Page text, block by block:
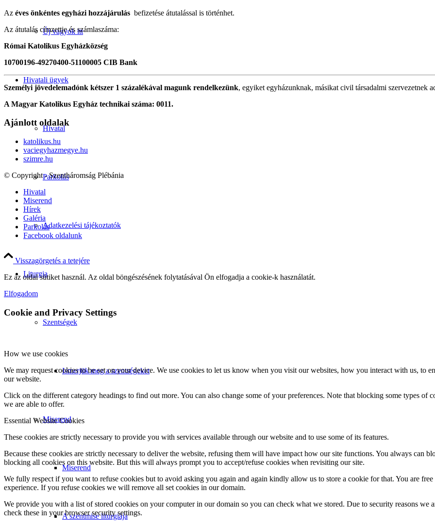
Új vagyok itt
Hivatali ügyek
Hivatal
Parkolás
Adatkezelési tájékoztatók
Liturgia
Szentségek
Ismerjük meg a szentségeket
Miserend
Miserend
A szentmise liturgiája
Az éves önkéntes egyházi hozzájárulás befizetése átutalással is történhet.
Az átutalás címzettje és számlaszáma:
Római Katolikus Egyházközség
10700196-49270400-51100005 CIB Bank
Személyi jövedelemadónk kétszer 1 százalékával magunk rendelkezünk, egyiket egyházunknak, másikat civil társadalmi szervezetnek
A Magyar Katolikus Egyház technikai száma: 0011.
Ajánlott oldalak
katolikus.hu
vaciegyhazmegye.hu
szimre.hu
© Copyright - Szentháromság Plébánia
Hivatal
Miserend
Hírek
Galéria
Parkolás
Facebook oldalunk
Visszagörgetés a tetejére
Ez az oldal sütiket használ. Az oldal böngészésének folytatásával Ön elfogadja a cookie-k használatát.
Elfogadom
Cookie and Privacy Settings
How we use cookies
We may request cookies to be set on your device. We use cookies to let us know when you visit our websites, how you interact with us, to
our website.
Click on the different category headings to find out more. You can also change some of your preferences. Note that blocking some types of
we are able to offer.
Essential Website Cookies
These cookies are strictly necessary to provide you with services available through our website and to use some of its features.
Because these cookies are strictly necessary to deliver the website, refusing them will have impact how our site functions. You always can
blocking all cookies on this website. But this will always prompt you to accept/refuse cookies when revisiting our site.
We fully respect if you want to refuse cookies but to avoid asking you again and again kindly allow us to store a cookie for that. You are
experience. If you refuse cookies we will remove all set cookies in our domain.
We provide you with a list of stored cookies on your computer in our domain so you can check what we stored. Due to security reasons we
check these in your browser security settings.